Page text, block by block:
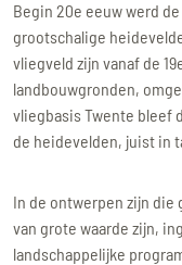
Begin 20e eeuw werd
grootschalige
vliegveld zijn vanaf de
landbouwgronden,
vliegbasis Twente bleef
de heidevelden, juist in
In de ontwerpen zijn
van grote waarde zijn,
landschappelijke